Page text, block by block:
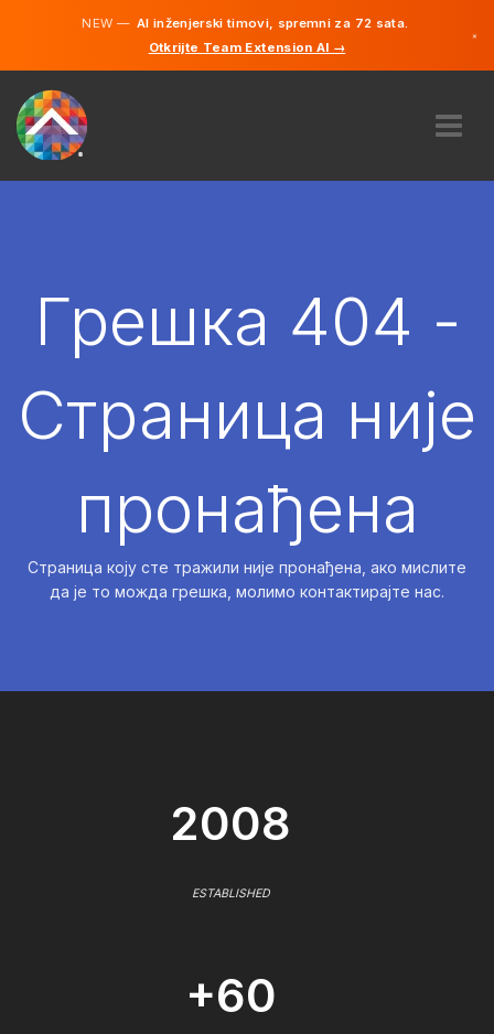
NEW —AI inženjerski timovi, spremni za 72 sata.
Otkrijte Team Extension AI →
×
SR
Грешка 404 -
Страница није
пронађена
Страница коју сте тражили није пронађена, ако мислите
да је то можда грешка, молимо контактирајте нас.
2008
ESTABLISHED
+60